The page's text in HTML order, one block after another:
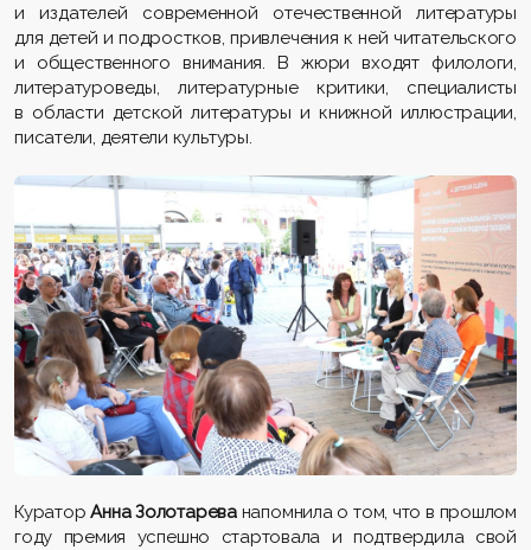
и издателей современной отечественной литературы
для детей и подростков, привлечения к ней читательского
и общественного внимания. В жюри входят филологи,
литературоведы, литературные критики, специалисты
в области детской литературы и книжной иллюстрации,
писатели, деятели культуры.
КураторАнна Золотареванапомнила о том, что в прошлом
году премия успешно стартовала и подтвердила свой